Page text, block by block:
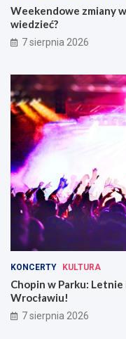
Weekendowe zmiany
wiedzieć?
7 sierpnia 2026
KONCERTY KULTURA
Chopin w Parku:
Wrocławiu!
7 sierpnia 2026